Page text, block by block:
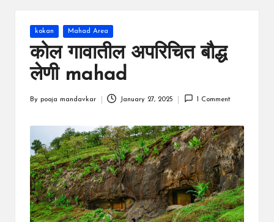
Posted
kokan Mahad Area
कोल गावातील अपरिचित बौद्ध
लेणी mahad
By pooja mandavkar January 27, 2025 1 Comment